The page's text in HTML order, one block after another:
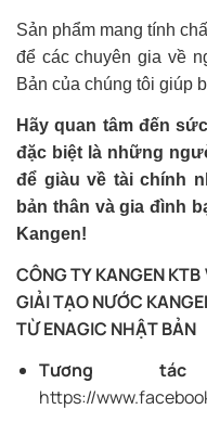
Sản phẩm mang tính
để các chuyên gia về
Bản của chúng tôi giúp
Hãy quan tâm đến
đặc biệt là những
để giàu về tài chính
bản thân và gia đình
Kangen!
CÔNG TY KANGEN
GIẢI TẠO NƯỚC
TỪ ENAGIC NHẬT BẢN
Tương
https://